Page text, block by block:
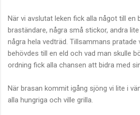
När vi avslutat leken fick alla något till en
braständare, några små stickor, andra
några hela vedträd. Tillsammans pratade
behövdes till en eld och vad man skulle
ordning fick alla chansen att bidra med
När brasan kommit igång sjöng vi lite i
alla hungriga och ville grilla.